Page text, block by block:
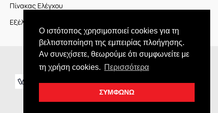
Ο ιστότοπος χρησιμοποιεί cookies για τη
βελτιστοποίηση της εμπειρίας πλοήγησης.
Αν συνεχίσετε, θεωρούμε ότι συμφωνείτε με
τη χρήση cookies. Περισσότερα
ΣΥΜΦΩΝΩ
Πίνακας Ελέγχου
Εξέλιξη Παραγγελίας
Copyright © 2026 JOY market